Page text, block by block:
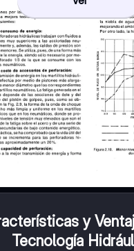
y
Tecnología